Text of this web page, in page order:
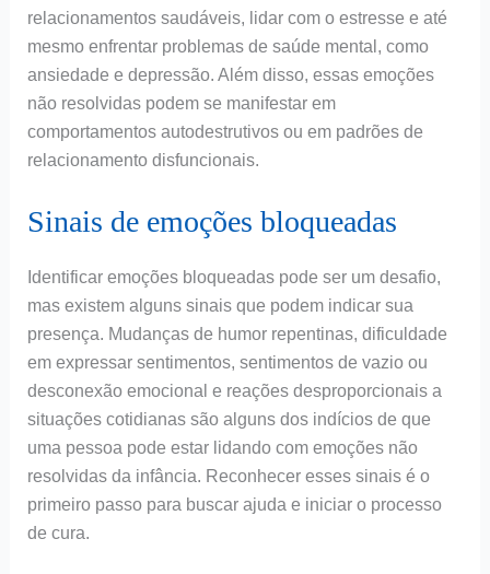
relacionamentos saudáveis, lidar com o estresse e até
mesmo enfrentar problemas de saúde mental, como
ansiedade e depressão. Além disso, essas emoções
não resolvidas podem se manifestar em
comportamentos autodestrutivos ou em padrões de
relacionamento disfuncionais.
Sinais de emoções bloqueadas
Identificar emoções bloqueadas pode ser um desafio,
mas existem alguns sinais que podem indicar sua
presença. Mudanças de humor repentinas, dificuldade
em expressar sentimentos, sentimentos de vazio ou
desconexão emocional e reações desproporcionais a
situações cotidianas são alguns dos indícios de que
uma pessoa pode estar lidando com emoções não
resolvidas da infância. Reconhecer esses sinais é o
primeiro passo para buscar ajuda e iniciar o processo
de cura.